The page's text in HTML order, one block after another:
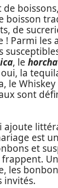
de
boisson
de
! Parmi les
, le
oui, la
le Whiskey
sont
ajoute
est
et
les
invités.